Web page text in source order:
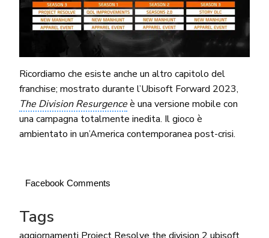
Ricordiamo che esiste anche un altro capitolo del
franchise; mostrato durante l’Ubisoft Forward 2023,
The Division Resurgenceè una versione mobile con
una campagna totalmente inedita. Il gioco è
ambientato in un’America contemporanea post-crisi.
Facebook Comments
Tags